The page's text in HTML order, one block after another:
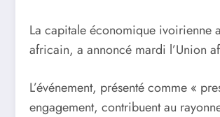
La capitale économique ivoirienne
africain, a annoncé mardi l’Union
L’événement, présenté comme «
engagement, contribuent au